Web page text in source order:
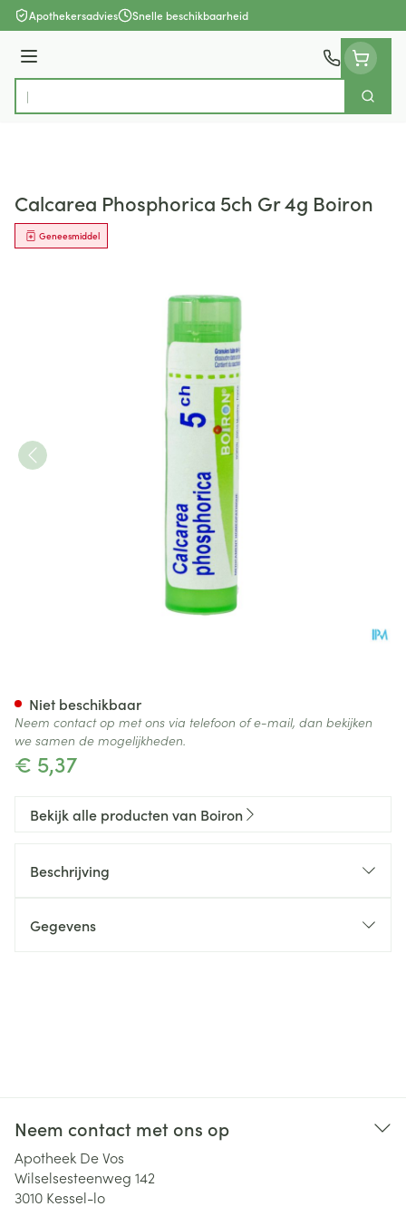
Ga naar de inhoud
Apothekersadvies Snelle beschikbaarheid
Menu
Product, merk, categorie...
Zoek
Calcarea Phosphorica 5ch Gr 4g Boiron
Geneesmiddel
€ 5,37
Niet beschikbaar
Neem contact op met ons via telefoon of e-mail, dan bekijken
we samen de mogelijkheden.
Bekijk alle producten van Boiron
Beschrijving
Gegevens
Neem contact met ons op
Apotheek De Vos
Wilselsesteenweg 142
3010 Kessel-lo